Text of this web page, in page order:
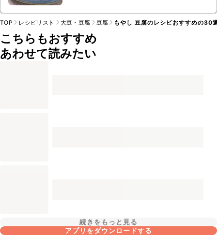
TOP レシピリスト 大豆・豆腐 豆腐 もやし 豆腐のレシピおすすめの30
こちらもおすすめ
あわせて読みたい
続きをもっと見る
アプリをダウンロードする